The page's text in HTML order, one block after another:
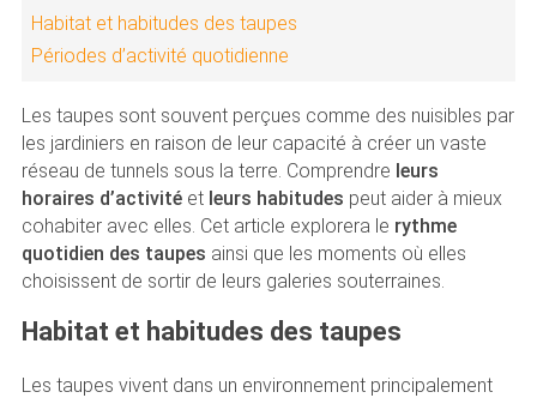
Habitat et habitudes des taupes
Périodes d’activité quotidienne
Les taupes sont souvent perçues comme des nuisibles par
les jardiniers en raison de leur capacité à créer un vaste
réseau de tunnels sous la terre. Comprendre leurs
horaires d’activitéet leurs habitudes peut aider à mieux
cohabiter avec elles. Cet article explorera le rythme
quotidien des taupes ainsi que les moments où elles
choisissent de sortir de leurs galeries souterraines.
Habitat et habitudes des taupes
Les taupes vivent dans un environnement principalement